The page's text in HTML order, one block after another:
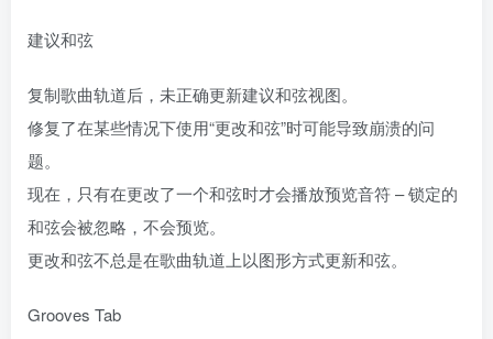
建议和弦
复制歌曲轨道后，未正确更新建议和弦视图。
修复了在某些情况下使用“更改和弦”时可能导致崩溃的问
题。
现在，只有在更改了一个和弦时才会播放预览音符 – 锁定的
和弦会被忽略，不会预览。
更改和弦不总是在歌曲轨道上以图形方式更新和弦。
Grooves Tab